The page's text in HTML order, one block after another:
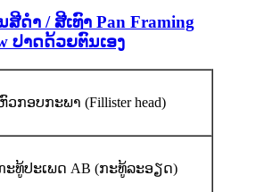
ດໍາ / ສີເທົາ Pan Framing
ປາດດ້ວຍຕົນເອງ
ວ​ກອບ​ກະ​ພາ (Fillister head)
ະທູ້ປະເພດ AB (ກະທູ້ລະອຽດ)